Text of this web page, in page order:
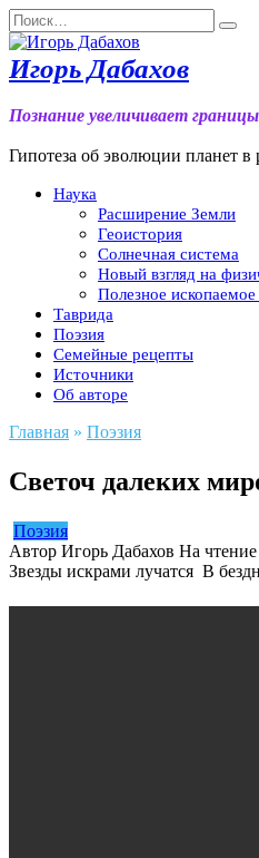
Перейти
к
содержанию
Search
for:
Игорь Дабахов
Познание увеличивает
Гипотеза об эволюции планет в
Наука
Расширение Земли
Геоистория
Солнечная система
Новый взгляд на
Полезное
Таврида
Поэзия
Семейные рецепты
Источники
Об авторе
Главная » Поэзия
Светоч далеких
Поэзия
Автор Игорь Дабахов На чтение
Звезды искрами лучатся В